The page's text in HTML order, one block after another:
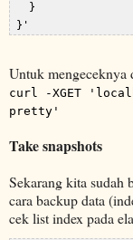
   }
Untuk mengeceknya
curl -XGET
pretty'
Take snapshots
Sekarang kita sudah
cara backup data
cek list index pada